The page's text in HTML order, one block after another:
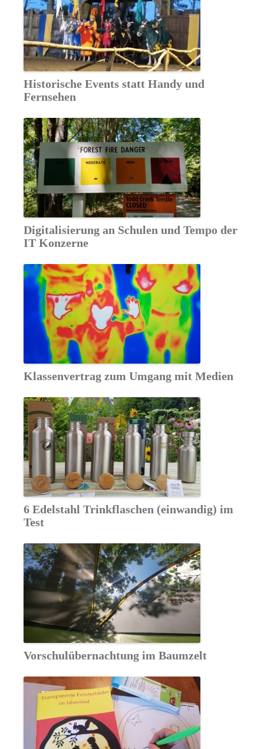
Historische Events statt Handy und
Fernsehen
Digitalisierung an Schulen und Tempo der
IT Konzerne
Klassenvertrag zum Umgang mit Medien
6 Edelstahl Trinkflaschen (einwandig) im
Test
Vorschulübernachtung im Baumzelt